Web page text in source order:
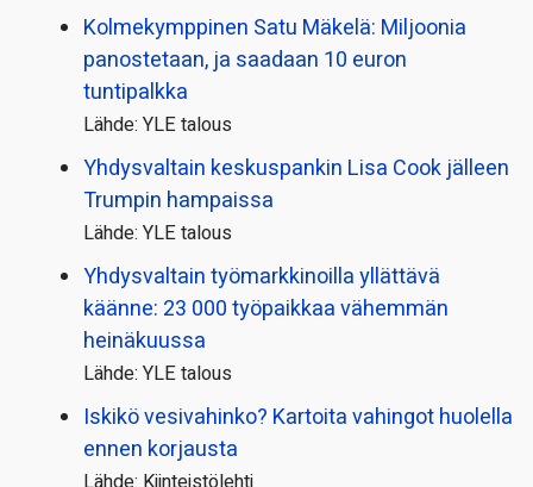
Kolmekymppinen Satu Mäkelä: Miljoonia
panostetaan, ja saadaan 10 euron
tuntipalkka
Lähde: YLE talous
Yhdysvaltain keskuspankin Lisa Cook jälleen
Trumpin hampaissa
Lähde: YLE talous
Yhdysvaltain työmarkkinoilla yllättävä
käänne: 23 000 työpaikkaa vähemmän
heinäkuussa
Lähde: YLE talous
Iskikö vesivahinko? Kartoita vahingot huolella
ennen korjausta